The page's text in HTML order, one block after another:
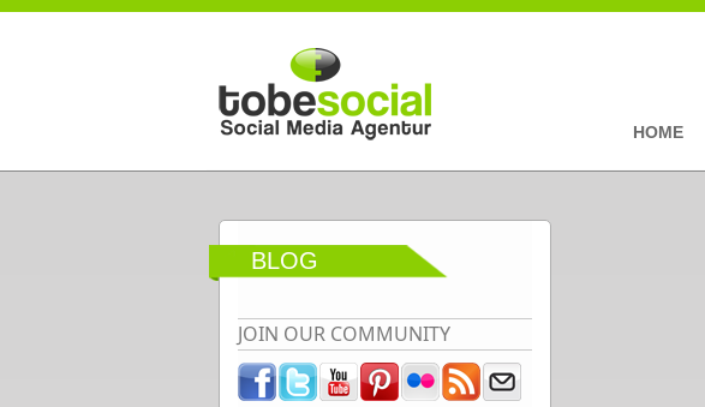
Direkt zum Inhalt
HOME
BLOG
JOIN OUR COMMUNITY